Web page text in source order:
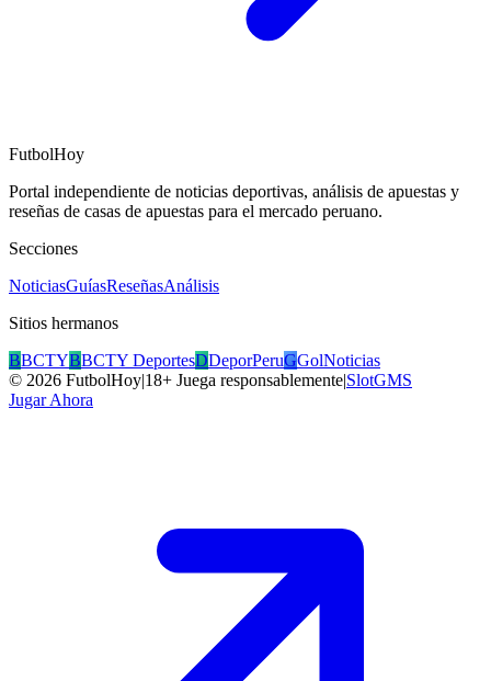
FutbolHoy
Portal independiente de noticias deportivas, análisis de apuestas y
reseñas de casas de apuestas para el mercado peruano.
Secciones
NoticiasGuíasReseñasAnálisis
Sitios hermanos
BBCTYBBCTY DeportesDDeporPeruGGolNoticias
© 2026 FutbolHoy|18+ Juega responsablemente|SlotGMS
Jugar Ahora